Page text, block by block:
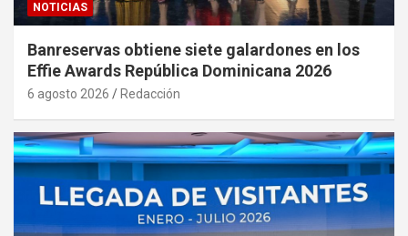
NOTICIAS
Banreservas obtiene siete galardones en los
Effie Awards República Dominicana 2026
6 agosto 2026 Redacción